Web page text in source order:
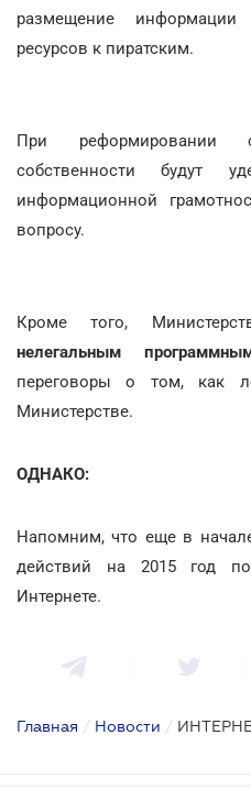
размещение
ресурсов к пиратским.
При реформировании
собственности будут
информационной
вопросу.
Кроме того,
нелегальным
переговоры о том, как
Министерстве.
ОДНАКО:
Напомним, что еще в
действий на 2015 год
Интернете.
Главная / Новости /